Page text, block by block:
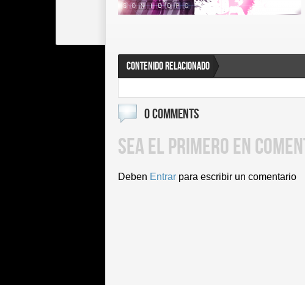
CONTENIDO RELACIONADO
0 COMMENTS
SEA EL PRIMERO EN
Deben Entrar para escribir un comentario